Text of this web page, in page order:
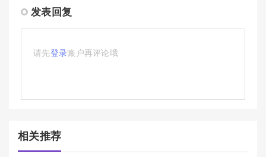
发表回复
请先登录账户再评论哦
相关推荐